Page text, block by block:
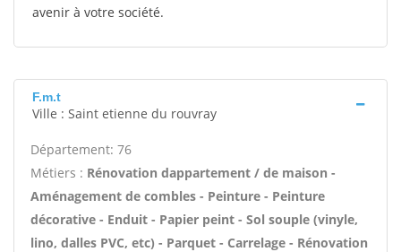
avenir à votre société.
F.m.t
Ville : Saint etienne du rouvray
Département: 76
Métiers : Rénovation dappartement / de maison -
Aménagement de combles - Peinture - Peinture
décorative - Enduit - Papier peint - Sol souple (vinyle,
lino, dalles PVC, etc) - Parquet - Carrelage - Rénovation